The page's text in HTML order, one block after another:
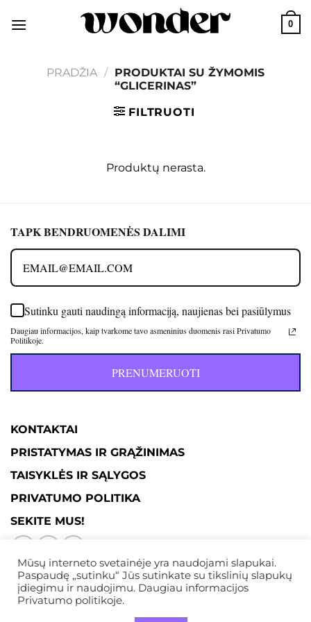
0
PRADŽIA / PRODUKTAI SU ŽYMOMIS
“GLICERINAS”
FILTRUOTI
Produktų nerasta.
TAPK BENDRUOMENĖS DALIMI
Sutinku gauti naudingą informaciją, naujienas bei pasiūlymus
Daugiau informacijos, kaip tvarkome tavo asmeninius duomenis rasi Privatumo
Politikoje.
PRENUMERUOTI
KONTAKTAI
PRISTATYMAS IR GRĄŽINIMAS
TAISYKLĖS IR SĄLYGOS
PRIVATUMO POLITIKA
SEKITE MUS!
Mūsų interneto svetainėje yra naudojami slapukai.
Paspaudę „sutinku“ Jūs sutinkate su tikslinių slapukų
įdiegimu ir naudojimu. Daugiau informacijos
Privatumo politikoje.